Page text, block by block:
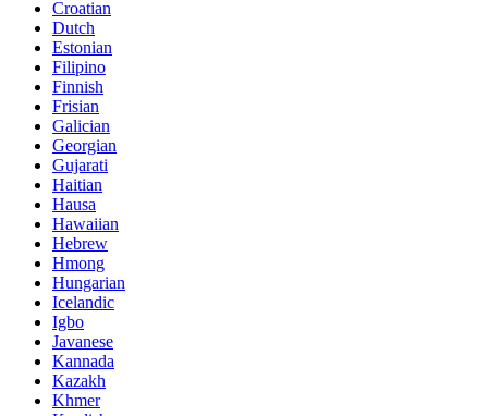
Croatian
Dutch
Estonian
Filipino
Finnish
Frisian
Galician
Georgian
Gujarati
Haitian
Hausa
Hawaiian
Hebrew
Hmong
Hungarian
Icelandic
Igbo
Javanese
Kannada
Kazakh
Khmer